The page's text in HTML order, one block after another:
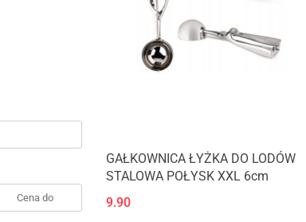
GAŁKOWNICA ŁYŻKA DO LODÓW
STALOWA POŁYSK XXL 6cm
9.90